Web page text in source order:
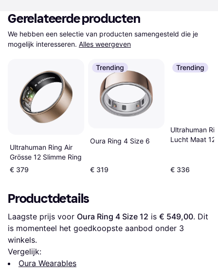
Gerelateerde producten
We hebben een selectie van producten samengesteld die je
mogelijk interesseren. Alles weergeven
Ultrahuman Ring Air
Grösse 12 Slimme Ring
€ 379
Trending
Oura Ring 4 Size 6
€ 319
Trending
Ultrahuman
Lucht Maat 12
€ 336
Productdetails
Laagste prijs voor Oura Ring 4 Size 12 is € 549,00. Dit
is momenteel het goedkoopste aanbod onder 3
winkels.
Vergelijk:
Oura Wearables